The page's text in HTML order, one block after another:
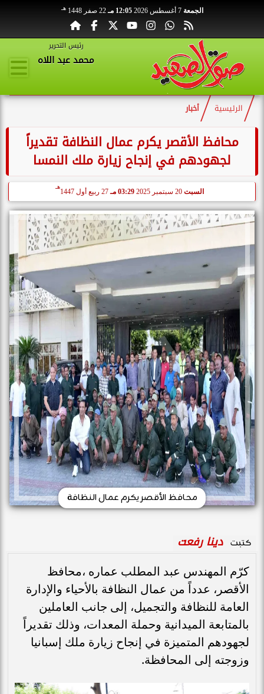
الجمعة 7 أغسطس 2026 12:05 مـ 22 صفر 1448 هـ
رئيس التحرير
محمد عبد اللاه
الرئيسية أخبار
محافظ الأقصر يكرم عمال النظافة تقديراً
لجهودهم في إنجاح زيارة ملك النمسا
السبت 03:29 مـ 27 ربيع أول 1447
هـ
محافظ الأقصر يكرم عمال النظافة
كتبت دينا رفعت
كرّم المهندس عبد المطلب عماره ،محافظ
الأقصر، عدداً من عمال النظافة بالأحياء والإدارة
العامة للنظافة والتجميل، إلى جانب العاملين
بالمتابعة الميدانية وحملة المعدات، وذلك تقديراً
لجهودهم المتميزة في إنجاح زيارة ملك إسبانيا
وزوجته إلى المحافظة.